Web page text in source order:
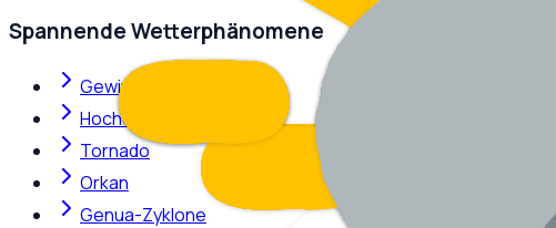
Spannende Wetterphänomene
Gewitter
Hochdruckkeil
Tornado
Orkan
Genua-Zyklone